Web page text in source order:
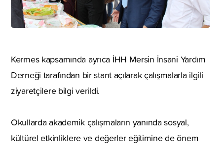
Kermes kapsamında ayrıca İHH Mersin İnsani Yardım
Derneği tarafından bir stant açılarak çalışmalarla ilgili
ziyaretçilere bilgi verildi.
Okullarda akademik çalışmaların yanında sosyal,
kültürel etkinliklere ve değerler eğitimine de önem